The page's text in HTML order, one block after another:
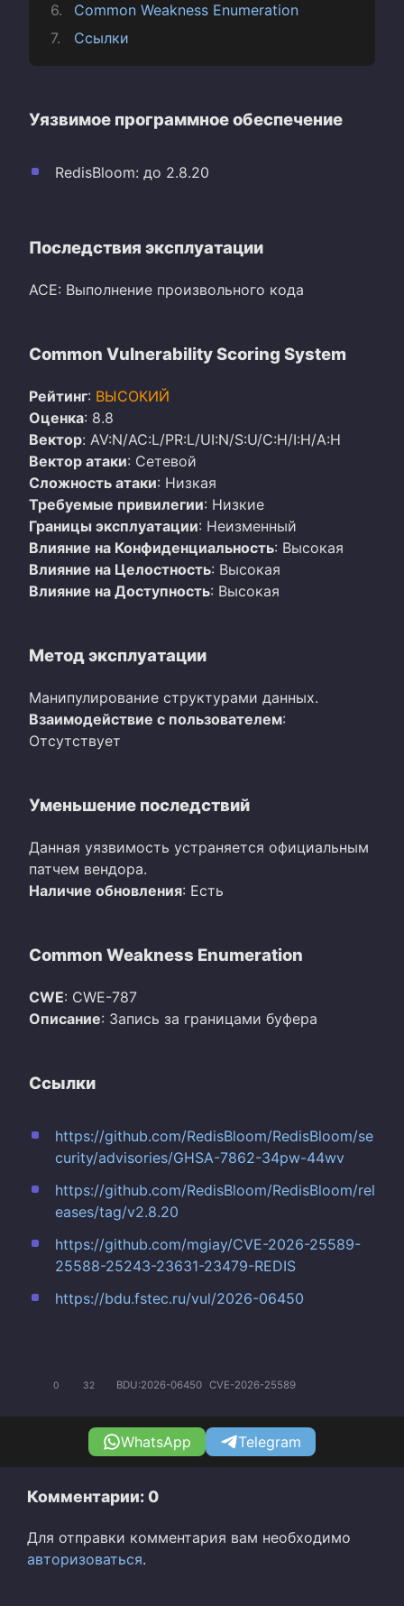
Common Weakness Enumeration
Ссылки
Уязвимое программное обеспечение
RedisBloom: до 2.8.20
Последствия эксплуатации
ACE: Выполнение произвольного кода
Common Vulnerability Scoring System
Рейтинг: ВЫСОКИЙ
Оценка: 8.8
Вектор: AV:N/AC:L/PR:L/UI:N/S:U/C:H/I:H/A:H
Вектор атаки: Сетевой
Сложность атаки: Низкая
Требуемые привилегии: Низкие
Границы эксплуатации: Неизменный
Влияние на Конфиденциальность: Высокая
Влияние на Целостность: Высокая
Влияние на Доступность: Высокая
Метод эксплуатации
Манипулирование структурами данных.
Взаимодействие с пользователем:
Отсутствует
Уменьшение последствий
Данная уязвимость устраняется официальным
патчем вендора.
Наличие обновления: Есть
Common Weakness Enumeration
CWE: CWE-787
Описание: Запись за границами буфера
Ссылки
https://github.com/RedisBloom/RedisBloom/se
curity/advisories/GHSA-7862-34pw-44wv
https://github.com/RedisBloom/RedisBloom/rel
eases/tag/v2.8.20
https://github.com/mgiay/CVE-2026-25589-
25588-25243-23631-23479-REDIS
https://bdu.fstec.ru/vul/2026-06450
0 32 BDU:2026-06450 CVE-2026-25589
WhatsApp Telegram
Комментарии: 0
Для отправки комментария вам необходимо
авторизоваться.